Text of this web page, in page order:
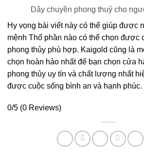
Dây chuyền phong thuỷ cho
Hy vọng bài viết này có thể giúp được
mệnh Thổ phần nào có thể chọn được
phong thủy phù hợp. Kaigold cũng là
chọn hoàn hảo nhất để bạn chọn cửa
phong thủy uy tín và chất lượng nhất
được cuộc sống bình an và hạnh phúc.
0/5 (0 Reviews)